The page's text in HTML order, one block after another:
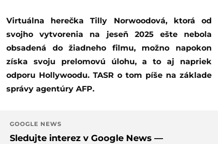
Virtuálna herečka Tilly Norwoodová, ktorá od
svojho vytvorenia na jeseň 2025 ešte nebola
obsadená do žiadneho filmu, možno napokon
získa svoju prelomovú úlohu, a to aj napriek
odporu Hollywoodu. TASR o tom píše na základe
správy agentúry AFP.
GOOGLE NEWS
Sledujte interez v Google News —